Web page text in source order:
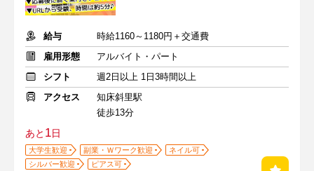
給与
時給1160～1180円＋交通費
雇用形態
アルバイト・パート
シフト
週2日以上 1日3時間以上
アクセス
知床斜里駅
徒歩13分
あと 1日
大学生歓迎 副業・Ｗワーク歓迎
ネイル可
シルバー歓迎
ピアス可